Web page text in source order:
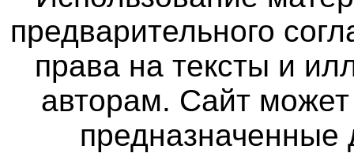
предварительного
права на тексты и
авторам. Сайт